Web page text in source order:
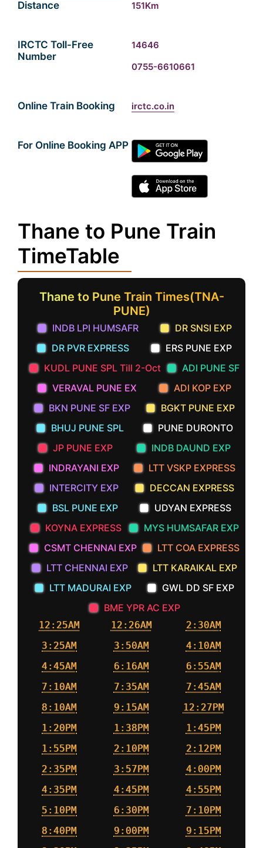
Distance 151Km
IRCTC Toll-Free
Number
14646
0755-6610661
Online Train Booking irctc.co.in
For Online Booking APP
Thane to Pune Train
TimeTable
Thane to Pune Train Times(TNA-
PUNE)
INDB LPI HUMSAFR
DR SNSI EXP
DR PVR EXPRESS
ERS PUNE EXP
KUDL PUNE SPL Till 2-Oct
ADI PUNE SF
VERAVAL PUNE EX
ADI KOP EXP
BKN PUNE SF EXP
BGKT PUNE EXP
BHUJ PUNE SPL
PUNE DURONTO
JP PUNE EXP
INDB DAUND EXP
INDRAYANI EXP
LTT VSKP EXPRESS
INTERCITY EXP
DECCAN EXPRESS
BSL PUNE EXP
UDYAN EXPRESS
KOYNA EXPRESS
MYS HUMSAFAR EXP
CSMT CHENNAI EXP
LTT COA EXPRESS
LTT CHENNAI EXP
LTT KARAIKAL EXP
LTT MADURAI EXP
GWL DD SF EXP
BME YPR AC EXP
12:25AM 12:26AM
2:30AM
3:25AM
3:50AM
4:10AM
4:45AM
6:16AM
6:55AM
7:10AM
7:35AM
7:45AM
8:10AM
9:15AM
12:27PM
1:20PM
1:38PM
1:45PM
1:55PM
2:10PM
2:12PM
2:35PM
3:57PM
4:00PM
4:35PM
4:45PM
4:55PM
5:10PM
6:30PM
7:10PM
8:40PM
9:00PM
9:15PM